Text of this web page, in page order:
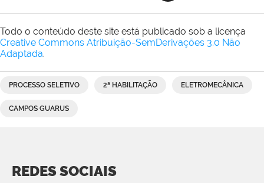
Todo o conteúdo deste site está publicado sob a licença
Creative Commons Atribuição-SemDerivações 3.0 Não
Adaptada.
PROCESSO SELETIVO 2ª HABILITAÇÃO ELETROMECÂNICA
CAMPOS GUARUS
REDES SOCIAIS